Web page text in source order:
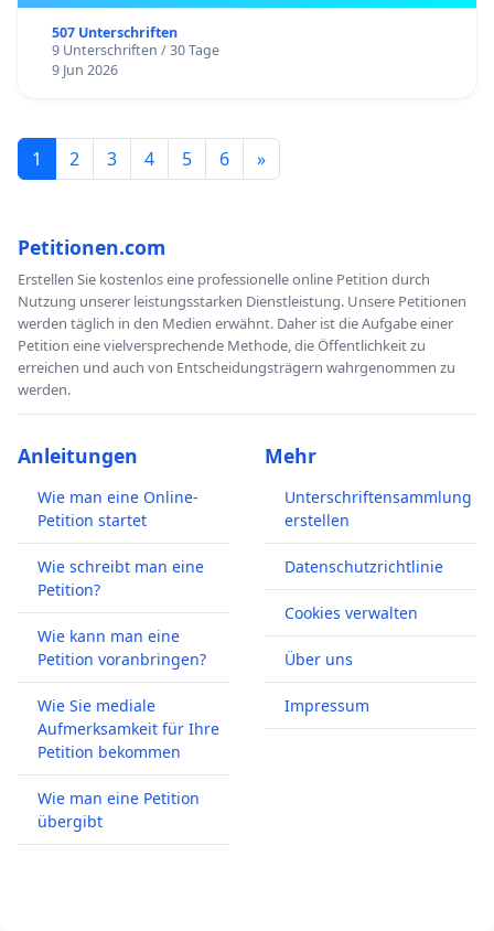
507 Unterschriften
9 Unterschriften / 30 Tage
9 Jun 2026
1 2 3 4 5 6 »
Petitionen.com
Erstellen Sie kostenlos eine professionelle online Petition durch
Nutzung unserer leistungsstarken Dienstleistung. Unsere Petitionen
werden täglich in den Medien erwähnt. Daher ist die Aufgabe einer
Petition eine vielversprechende Methode, die Öffentlichkeit zu
erreichen und auch von Entscheidungsträgern wahrgenommen zu
werden.
Anleitungen
Wie man eine Online-
Petition startet
Wie schreibt man eine
Petition?
Wie kann man eine
Petition voranbringen?
Wie Sie mediale
Aufmerksamkeit für Ihre
Petition bekommen
Wie man eine Petition
übergibt
Mehr
Unterschriftensammlung
erstellen
Datenschutzrichtlinie
Cookies verwalten
Über uns
Impressum